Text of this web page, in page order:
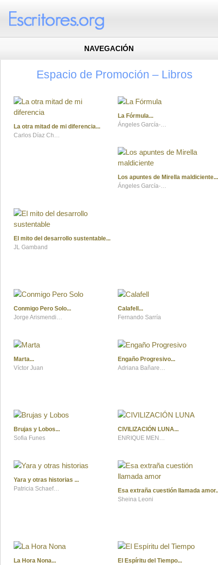
NAVEGACIÓN
Espacio de Promoción – Libros
La otra mitad de mi diferencia
Carlos Díaz Chavarría
La Fórmula
Ángeles García-Fresneda
Los apuntes de Mirella maldiciente
Ángeles García-Fresneda
El mito del desarrollo sustentable
JL Gamband
Conmigo Pero Solo
Jorge Arismendi Jr.
Calafell
Fernando Sarría
Marta
Víctor Juan
Engaño Progresivo
Adriana Bañares Camacho
Brujas y Lobos
Sofia Funes
CIVILIZACIÓN LUNA
ENRIQUE MENENDEZ CRESPO
Yara y otras historias
Patricia Schaefer Röder
Esa extraña cuestión llamada amor
Sheina Leoni
La Hora Nona
El Espíritu del Tiempo